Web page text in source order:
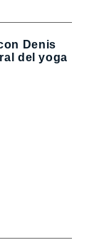
Denis
del yoga